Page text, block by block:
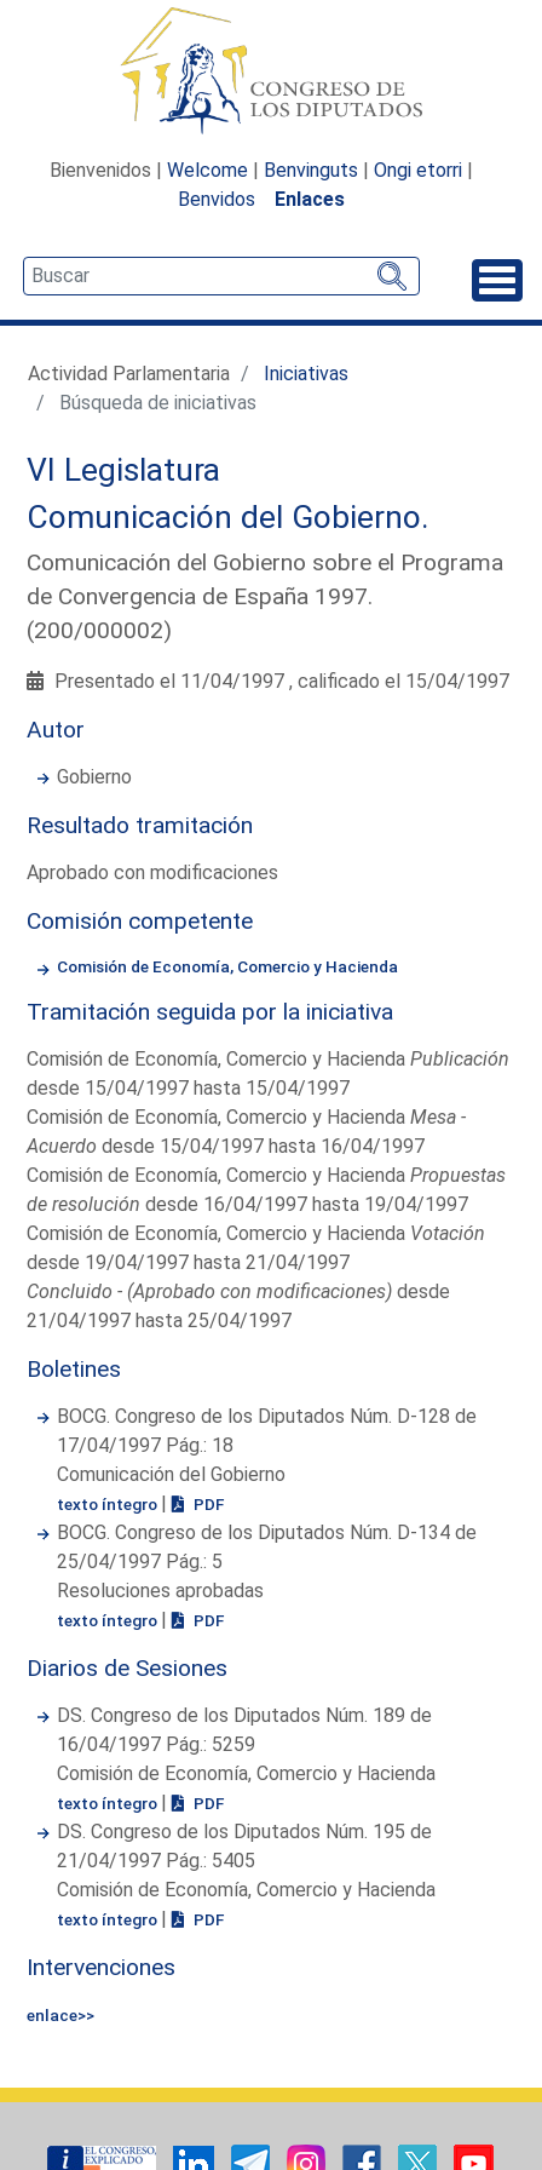
Bienvenidos | Welcome | Benvinguts | Ongi etorri |
Benvidos
Enlaces
Actividad Parlamentaria
Iniciativas
Búsqueda de iniciativas
VI Legislatura
Comunicación del Gobierno.
Comunicación del Gobierno sobre el Programa
de Convergencia de España 1997.
(200/000002)
Presentado el 11/04/1997 , calificado el 15/04/1997
Autor
Gobierno
Resultado tramitación
Aprobado con modificaciones
Comisión competente
Comisión de Economía, Comercio y Hacienda
Tramitación seguida por la iniciativa
Comisión de Economía, Comercio y HaciendaPublicación
desde 15/04/1997 hasta 15/04/1997
Comisión de Economía, Comercio y HaciendaMesa -
Acuerdo desde 15/04/1997 hasta 16/04/1997
Comisión de Economía, Comercio y HaciendaPropuestas
de resolución desde 16/04/1997 hasta 19/04/1997
Comisión de Economía, Comercio y Hacienda Votación
desde 19/04/1997 hasta 21/04/1997
Concluido - (Aprobado con modificaciones) desde
21/04/1997 hasta 25/04/1997
Boletines
BOCG. Congreso de los Diputados Núm. D-128 de
17/04/1997 Pág.: 18
Comunicación del Gobierno
texto íntegro | PDF
BOCG. Congreso de los Diputados Núm. D-134 de
25/04/1997 Pág.: 5
Resoluciones aprobadas
texto íntegro | PDF
Diarios de Sesiones
DS. Congreso de los Diputados Núm. 189 de
16/04/1997 Pág.: 5259
Comisión de Economía, Comercio y Hacienda
texto íntegro | PDF
DS. Congreso de los Diputados Núm. 195 de
21/04/1997 Pág.: 5405
Comisión de Economía, Comercio y Hacienda
texto íntegro | PDF
Intervenciones
enlace>>